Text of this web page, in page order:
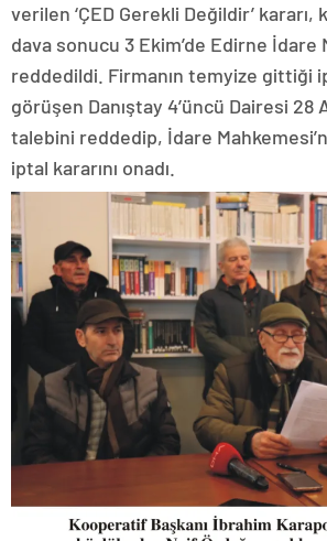
verilen ‘ÇED Gerekli Değildir’ kararı,
dava sonucu 3 Ekim’de Edirne İdare
reddedildi. Firmanın temyize gittiği
görüşen Danıştay 4’üncü Dairesi 28
talebini reddedip, İdare
iptal kararını onadı.